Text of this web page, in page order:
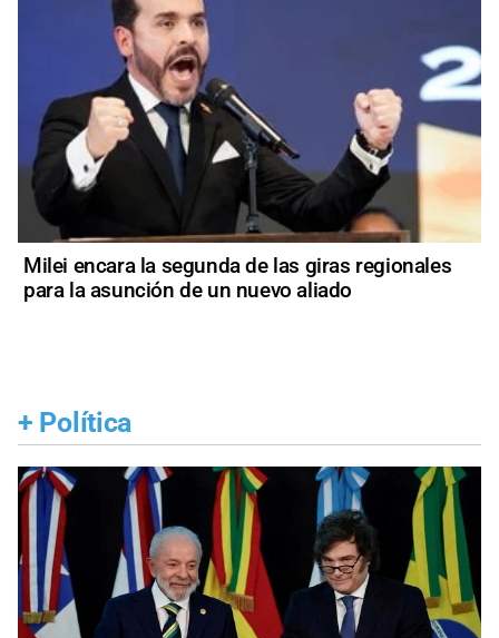
Milei encara la segunda de las giras regionales
para la asunción de un nuevo aliado
+ Política